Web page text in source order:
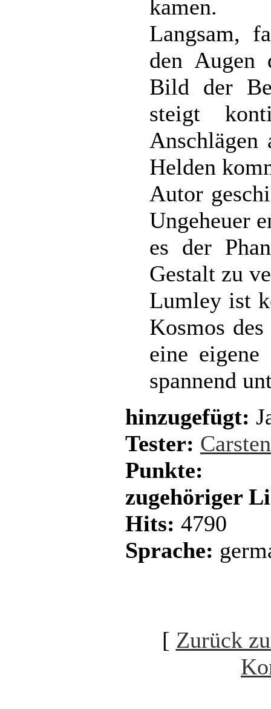
kamen.
Langsam,
den Augen
Bild der
steigt
Anschlägen
Helden
Autor
Ungeheuer
es der
Gestalt zu
Lumley ist
Kosmos
eine
spannend
hinzugefügt:
Tester:
Punkte:
zugehöriger
Hits: 4790
Sprache:
[ Zurück